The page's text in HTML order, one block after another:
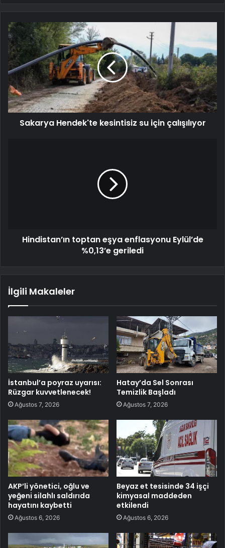
Sakarya Hendek'te kesintisiz su için çalışılıyor
Hindistan’ın toptan eşya enflasyonu Eylül’de
%0,13’e geriledi
İlgili Makaleler
İstanbul’a poyraz uyarısı:
Rüzgar kuvvetlenecek!
Ağustos 7, 2026
Hatay’da Sel Sonrası
Temizlik Başladı
Ağustos 7, 2026
AKP’li yönetici, oğlu ve
yeğeni silahlı saldırıda
hayatını kaybetti
Ağustos 6, 2026
Beyaz et tesisinde 34 işçi
kimyasal maddeden
etkilendi
Ağustos 6, 2026